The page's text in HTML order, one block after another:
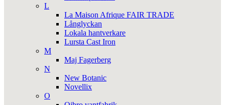
L
La Maison Afrique FAIR TRADE
Långlyckan
Lokala hantverkare
Lursta Cast Iron
M
Maj Fagerberg
N
New Botanic
Novellix
O